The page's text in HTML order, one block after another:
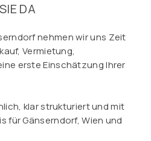
DA
nehmen wir uns Zeit
Vermietung,
erste Einschätzung Ihrer
klar strukturiert und mit
für Gänserndorf, Wien und